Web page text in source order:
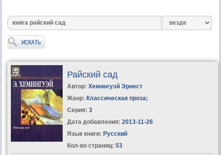
Райский сад
Автор: Хемингуэй Эрнест
Жанр: Классическая проза;
Серия: 3
Дата добавления: 2013-11-26
Язык книги: Русский
Кол-во страниц: 53